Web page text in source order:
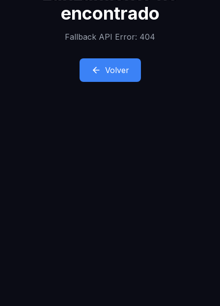
encontrado
Fallback API Error: 404
Volver